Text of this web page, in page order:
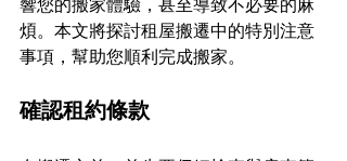
響您的搬家體驗，甚至導致不必要的麻
煩。本文將探討租屋搬遷中的特別注意
事項，幫助您順利完成搬家。
確認租約條款